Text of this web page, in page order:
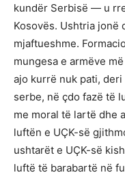
kundër Serbisë — u
Kosovës. Ushtria jonë
mjaftueshme.
mungesa e armëve
ajo kurrë nuk pati,
serbe, në çdo fazë të
me moral të lartë dhe
luftën e UÇK-së
ushtarët e UÇK-së
luftë të barabartë në